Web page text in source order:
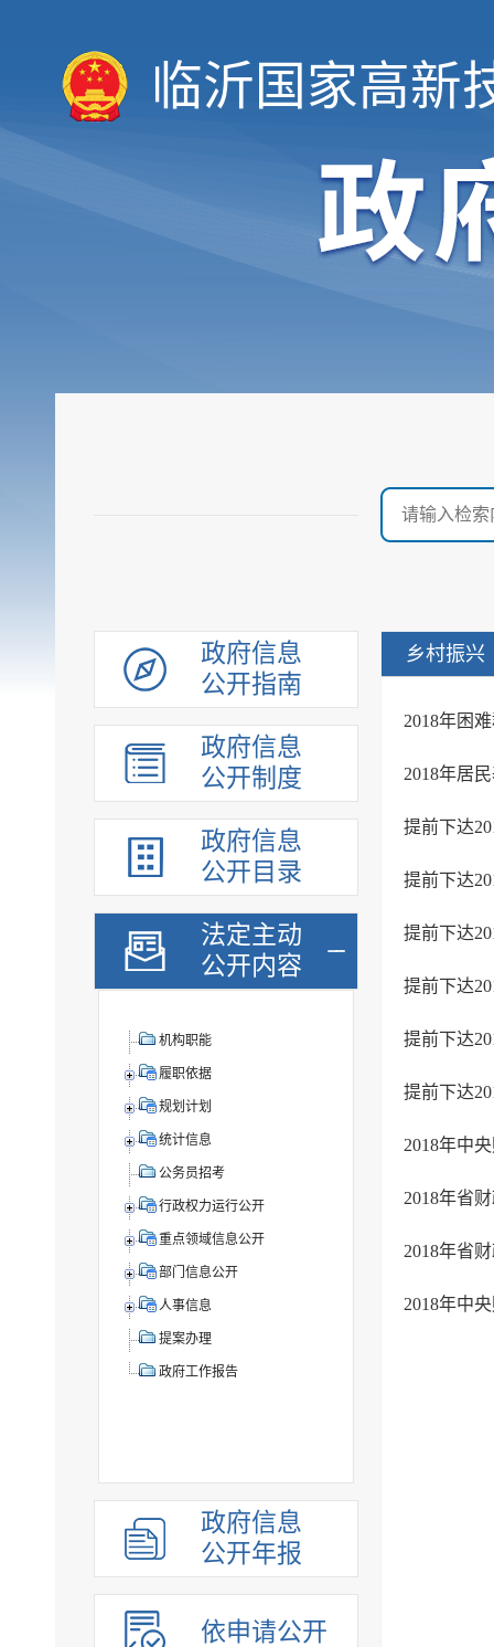
临沂国家高新
政府信息
公开指南
政府信息
公开制度
政府信息
公开目录
法定主动
公开内容
机构职能
履职依据
规划计划
统计信息
公务员招考
行政权力运行公开
重点领域信息公开
部门信息公开
人事信息
提案办理
政府工作报告
政府信息
公开年报
依申请公开
乡村振兴
2018年中
2018年省